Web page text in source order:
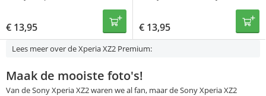
€ 13,95 € 13,95
Lees meer over de Xperia XZ2 Premium:
Maak de mooiste foto's!
Van de Sony Xperia XZ2 waren we al fan, maar de Sony Xperia XZ2